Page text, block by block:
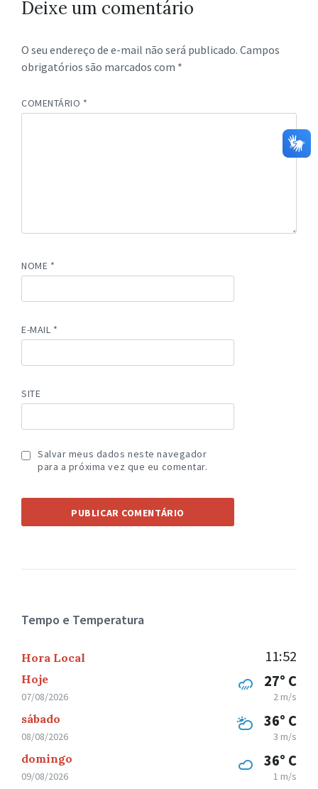
Deixe um comentário
O seu endereço de e-mail não será publicado. Campos
obrigatórios são marcados com *
COMENTÁRIO *
NOME *
E-MAIL *
SITE
Salvar meus dados neste navegador
para a próxima vez que eu comentar.
Tempo e Temperatura
Hora Local 11:52
Hoje
07/08/2026
27° C
2 m/s
sábado
08/08/2026
36° C
3 m/s
domingo
09/08/2026
36° C
1 m/s